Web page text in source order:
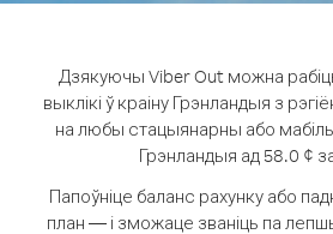
Дзякуючы Viber Out можна
выклікі ў краіну Грэнландыя з
на любы стацыянарны або
Грэнландыя ад 58.0 ¢ за
Папоўніце баланс рахунку або
план — і зможаце званіць па